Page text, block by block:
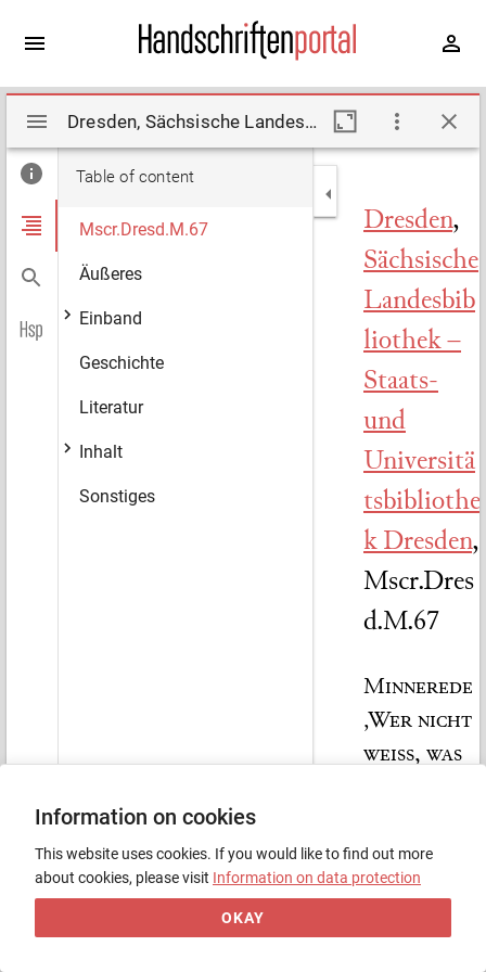
Mirador
viewer
Dresden, Sächsische Landesbibliothek – Staats- und Universitätsbibliothek Dresden, Mscr.Dresd.M.67. Description by Hoffmann, Werner (2011)
Table of content
Mscr.Dresd.M.67
Äußeres
Einband
Geschichte
Literatur
Inhalt
Sonstiges
Dresden,
Sächsische
Landesbib
liothek –
Staats-
und
Universitä
tsbibliothe
k Dresden,
Mscr.Dres
d.M.67
Minnerede
‚Wer nicht
weiß, was
sei‘•Thomas
in von
Information on cookies
This website uses cookies. If you would like to find out more
about cookies, please visit Information on data protection
OKAY